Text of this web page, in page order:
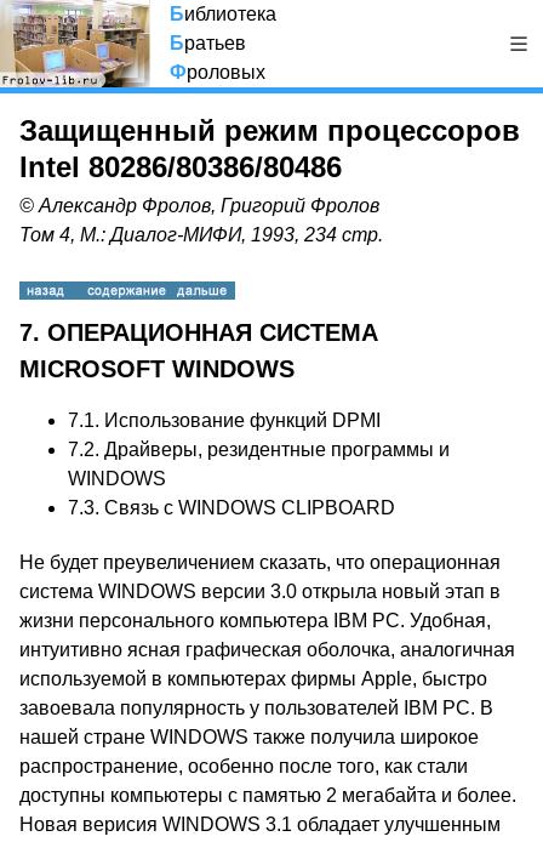
Библиотека
Братьев
Фроловых
Защищенный режим процессоров
Intel 80286/80386/80486
© Александр Фролов, Григорий Фролов
Том 4, М.: Диалог-МИФИ, 1993, 234 стр.
7. ОПЕРАЦИОННАЯ СИСТЕМА
MICROSOFT WINDOWS
7.1. Использование функций DPMI
7.2. Драйверы, резидентные программы и
WINDOWS
7.3. Связь с WINDOWS CLIPBOARD
Не будет преувеличением сказать, что операционная
система WINDOWS версии 3.0 открыла новый этап в
жизни персонального компьютера IBM PC. Удобная,
интуитивно ясная графическая оболочка, аналогичная
используемой в компьютерах фирмы Apple, быстро
завоевала популярность у пользователей IBM PC. В
нашей стране WINDOWS также получила широкое
распространение, особенно после того, как стали
доступны компьютеры с памятью 2 мегабайта и более.
Новая верисия WINDOWS 3.1 обладает улучшенным